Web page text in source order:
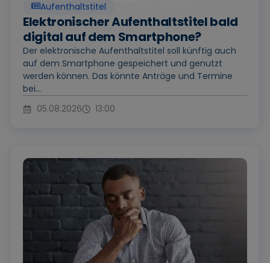
Aufenthaltstitel
Elektronischer Aufenthaltstitel bald
digital auf dem Smartphone?
Der elektronische Aufenthaltstitel soll künftig auch
auf dem Smartphone gespeichert und genutzt
werden können. Das könnte Anträge und Termine
bei...
05.08.2026
13:00